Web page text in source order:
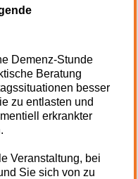
Demenz-Stunde
Beratung
besser
zu entlasten und
erkrankter
Veranstaltung, bei
Sie sich von zu